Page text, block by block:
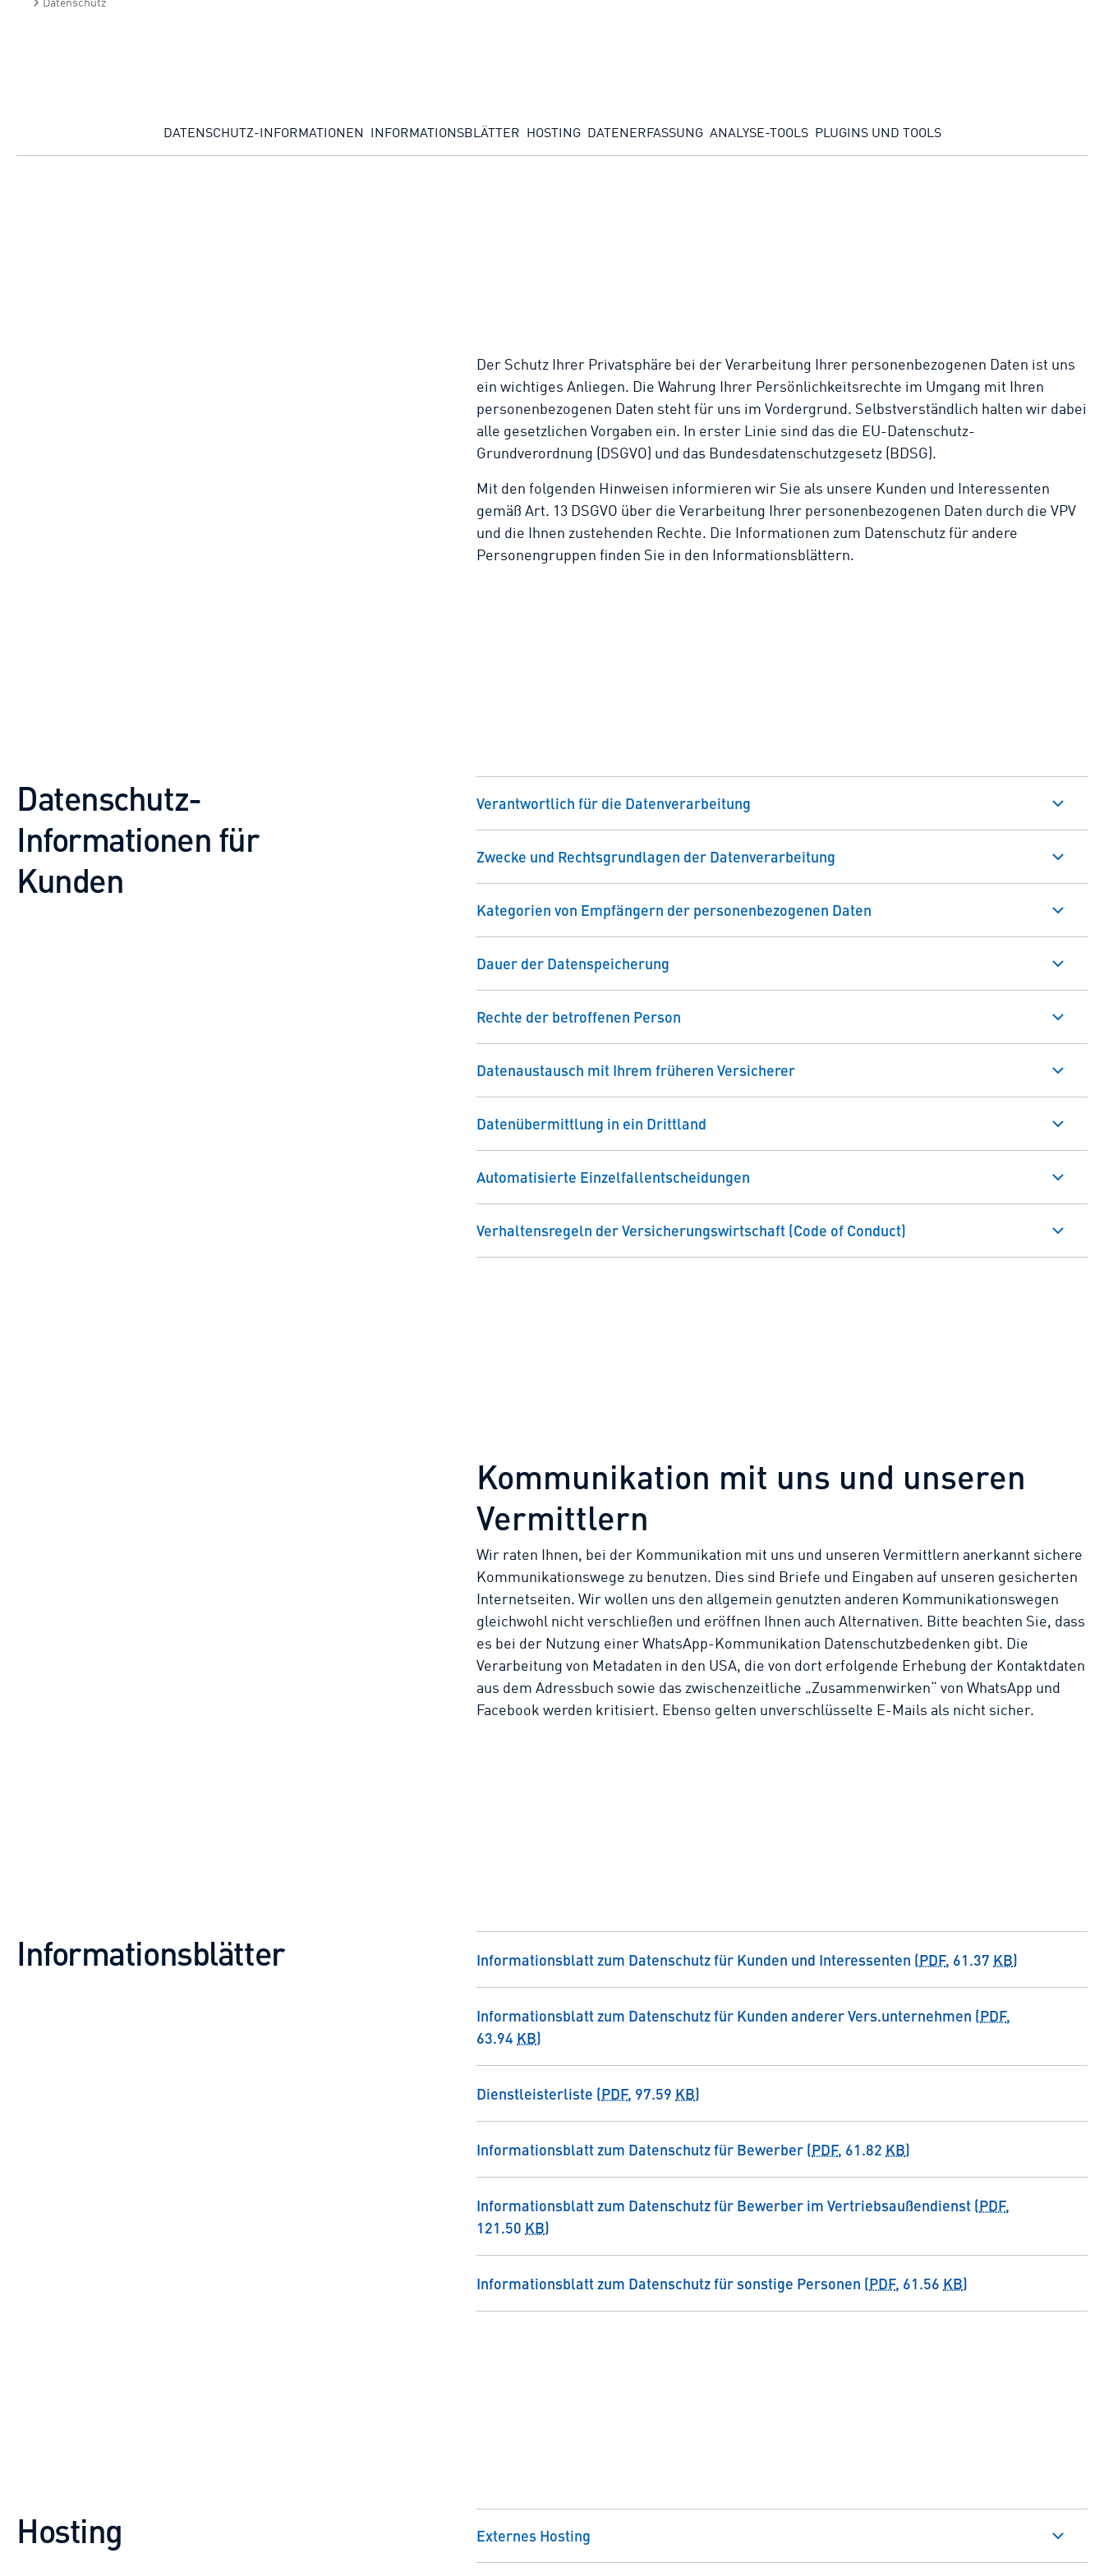
DATENSCHUTZ-INFORMATIONEN INFORMATIONSBLÄTTER HOSTING DATENERFASSUNG ANALYSE-TOOLS PLUGINS UND TOOLS
Der Schutz Ihrer Privatsphäre bei der Verarbeitung Ihrer personenbezogenen Daten ist uns
ein wichtiges Anliegen. Die Wahrung Ihrer Persönlichkeitsrechte im Umgang mit Ihren
personenbezogenen Daten steht für uns im Vordergrund. Selbstverständlich halten wir dabei
alle gesetzlichen Vorgaben ein. In erster Linie sind das die EU-Datenschutz-
Grundverordnung (DSGVO) und das Bundesdatenschutzgesetz (BDSG).
Mit den folgenden Hinweisen informieren wir Sie als unsere Kunden und Interessenten
gemäß Art. 13 DSGVO über die Verarbeitung Ihrer personenbezogenen Daten durch die VPV
und die Ihnen zustehenden Rechte. Die Informationen zum Datenschutz für andere
Personengruppen finden Sie in den Informationsblättern.
Datenschutz-
Informationen für
Kunden
Verantwortlich für die Datenverarbeitung
Zwecke und Rechtsgrundlagen der Datenverarbeitung
Kategorien von Empfängern der personenbezogenen Daten
Dauer der Datenspeicherung
Rechte der betroffenen Person
Datenaustausch mit Ihrem früheren Versicherer
Datenübermittlung in ein Drittland
Automatisierte Einzelfallentscheidungen
Verhaltensregeln der Versicherungswirtschaft (Code of Conduct)
Kommunikation mit uns und unseren
Vermittlern
Wir raten Ihnen, bei der Kommunikation mit uns und unseren Vermittlern anerkannt sichere
Kommunikationswege zu benutzen. Dies sind Briefe und Eingaben auf unseren gesicherten
Internetseiten. Wir wollen uns den allgemein genutzten anderen Kommunikationswegen
gleichwohl nicht verschließen und eröffnen Ihnen auch Alternativen. Bitte beachten Sie, dass
es bei der Nutzung einer WhatsApp-Kommunikation Datenschutzbedenken gibt. Die
Verarbeitung von Metadaten in den USA, die von dort erfolgende Erhebung der Kontaktdaten
aus dem Adressbuch sowie das zwischenzeitliche „Zusammenwirken“ von WhatsApp und
Facebook werden kritisiert. Ebenso gelten unverschlüsselte E-Mails als nicht sicher.
Informationsblätter Informationsblatt zum Datenschutz für Kunden und Interessenten (PDF, 61.37 KB)
Informationsblatt zum Datenschutz für Kunden anderer Vers.unternehmen (PDF,
63.94 KB)
Dienstleisterliste (PDF, 97.59 KB)
Informationsblatt zum Datenschutz für Bewerber (PDF, 61.82 KB)
Informationsblatt zum Datenschutz für Bewerber im Vertriebsaußendienst (PDF,
121.50 KB)
Informationsblatt zum Datenschutz für sonstige Personen (PDF, 61.56 KB)
Hosting Externes Hosting